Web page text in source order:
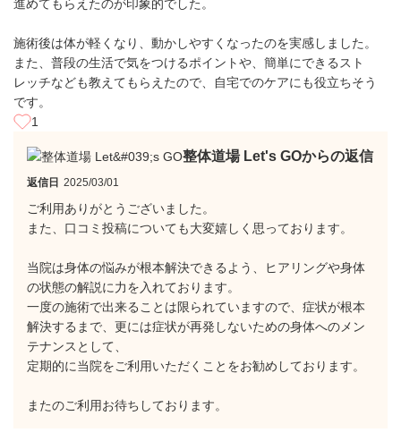
進めてもらえたのが印象的でした。
施術後は体が軽くなり、動かしやすくなったのを実感しました。
また、普段の生活で気をつけるポイントや、簡単にできるスト
レッチなども教えてもらえたので、自宅でのケアにも役立ちそう
です。
1
整体道場 Let's GOからの返信
返信日 2025/03/01
ご利用ありがとうございました。
また、口コミ投稿についても大変嬉しく思っております。
当院は身体の悩みが根本解決できるよう、ヒアリングや身体
の状態の解説に力を入れております。
一度の施術で出来ることは限られていますので、症状が根本
解決するまで、更には症状が再発しないための身体へのメン
テナンスとして、
定期的に当院をご利用いただくことをお勧めしております。
またのご利用お待ちしております。